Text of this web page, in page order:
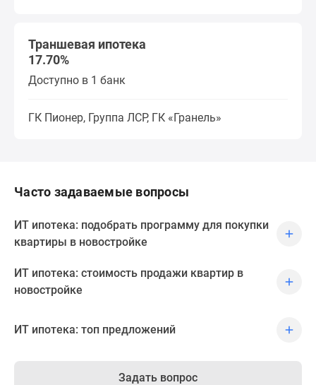
Траншевая ипотека
17.70%
Доступно в 1 банк
ГК Пионер, Группа ЛСР, ГК «Гранель»
Часто задаваемые вопросы
ИТ ипотека: подобрать программу для покупки
квартиры в новостройке
ИТ ипотека: стоимость продажи квартир в
новостройке
ИТ ипотека: топ предложений
Задать вопрос